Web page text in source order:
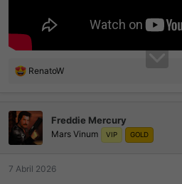
R
ç
õ
e
s
RenatoW
Freddie Mercury
Mars Vinum VIP GOLD
7 Abril 2026